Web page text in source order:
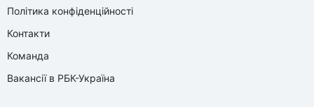
Політика конфіденційності
Контакти
Команда
Вакансії в РБК-Україна